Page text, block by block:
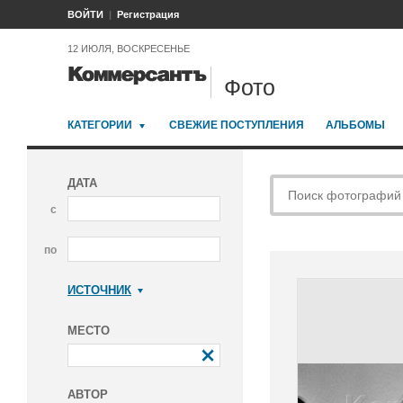
ВОЙТИ Регистрация
12 ИЮЛЯ, ВОСКРЕСЕНЬЕ
Фото
КАТЕГОРИИ СВЕЖИЕ ПОСТУПЛЕНИЯ АЛЬБОМЫ
ДАТА
с
по
ИСТОЧНИК
МЕСТО
АВТОР